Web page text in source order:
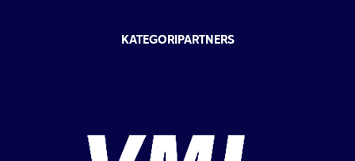
KATEGORIPARTNERS